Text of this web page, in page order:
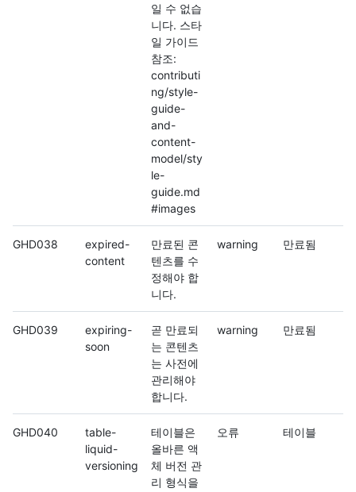
일 수 없습
니다. 스타
일 가이드
참조:
contributi
ng/style-
guide-
and-
content-
model/sty
le-
guide.md
#images
GHD038
expired-
content
만료된 콘
텐츠를 수
정해야 합
니다.
warning 만료됨
GHD039
expiring-
soon
곧 만료되
는 콘텐츠
는 사전에
관리해야
합니다.
warning 만료됨
GHD040
table-
liquid-
versioning
테이블은
올바른 액
체 버전 관
리 형식을
오류 테이블